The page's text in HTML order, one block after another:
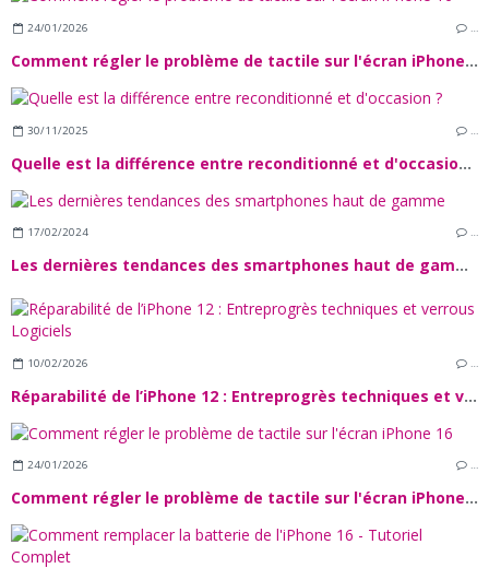
24/01/2026 …
Comment régler le problème de tactile sur l'écran iPhone 16
30/11/2025
Quelle est la différence entre reconditionné et d'occasion ?
17/02/2024 …
Les dernières tendances des smartphones haut de gamme
10/02/2026 …
Réparabilité de l’iPhone 12 : Entreprogrès techniques et verrous Logiciels
24/01/2026 …
Comment régler le problème de tactile sur l'écran iPhone 16